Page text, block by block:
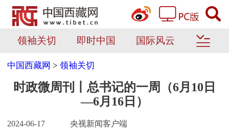
领袖关切 即时中国 国际风云
中国西藏网 >领袖关切
时政微周刊丨总书记的一周（6月10日
—6月16日）
2024-06-17 央视新闻客户端